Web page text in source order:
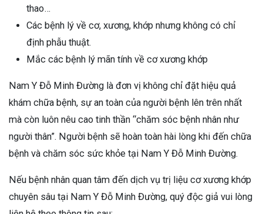
thao…
Các bệnh lý về cơ, xương, khớp nhưng không có chỉ
định phẫu thuật.
Mắc các bệnh lý mãn tính về cơ xương khớp
Nam Y Đỗ Minh Đường là đơn vị không chỉ đặt hiệu quả
khám chữa bệnh, sự an toàn của người bệnh lên trên nhất
mà còn luôn nêu cao tinh thần “chăm sóc bệnh nhân như
người thân”. Người bệnh sẽ hoàn toàn hài lòng khi đến chữa
bệnh và chăm sóc sức khỏe tại Nam Y Đỗ Minh Đường.
Nếu bệnh nhân quan tâm đến dịch vụ trị liệu cơ xương khớp
chuyên sâu tại Nam Y Đỗ Minh Đường, quý độc giả vui lòng